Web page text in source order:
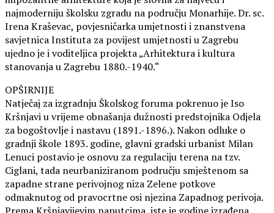
najmoderniju školsku zgradu na području Monarhije. Dr. sc.
Irena Kraševac, povjesničarka umjetnosti i znanstvena
savjetnica Instituta za povijest umjetnosti u Zagrebu
ujedno je i voditeljica projekta „Arhitektura i kultura
stanovanja u Zagrebu 1880.-1940.“
OPŠIRNIJE
Natječaj za izgradnju Školskog foruma pokrenuo je Iso
Kršnjavi u vrijeme obnašanja dužnosti predstojnika Odjela
za bogoštovlje i nastavu (1891.-1896.). Nakon odluke o
gradnji škole 1893. godine, glavni gradski urbanist Milan
Lenuci postavio je osnovu za regulaciju terena na tzv.
Ciglani, tada neurbaniziranom području smještenom sa
zapadne strane perivojnog niza Zelene potkove
odmaknutog od pravocrtne osi njezina Zapadnog perivoja.